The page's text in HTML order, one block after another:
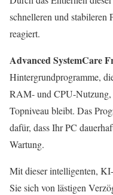
schnelleren und stabileren
reagiert.
Advanced SystemCare
Hintergrundprogramme,
RAM- und CPU-Nutzung,
Topniveau bleibt. Das
dafür, dass Ihr PC
Wartung.
Mit dieser intelligenten,
Sie sich von lästigen